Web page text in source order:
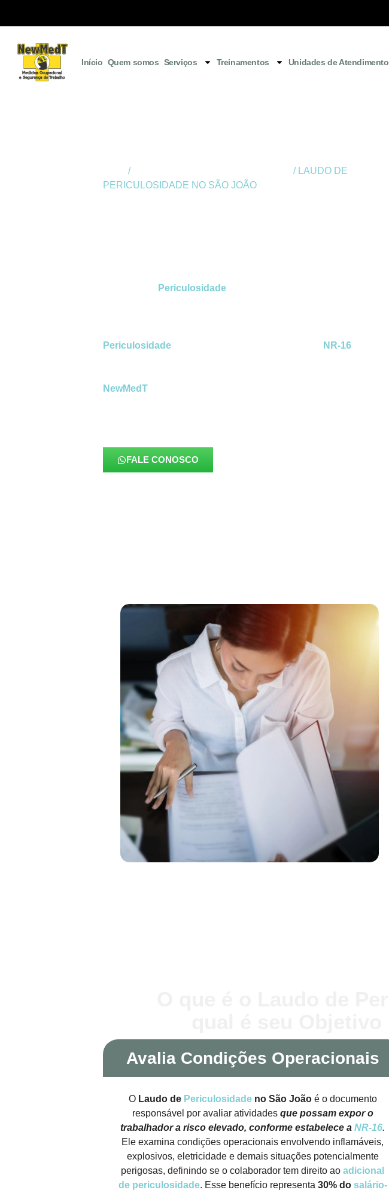
Início Quem somos Serviços Treinamentos Unidades de Atendimento
/
/ LAUDO DE
PERICULOSIDADE NO SÃO JOÃO
Periculosidade
Periculosidade
NR-16
NewMedT
FALE CONOSCO
Avalia Condições Operacionais
O Laudo de Periculosidadeno São Joãoé o documento
responsável por avaliar atividades que possam expor o
trabalhador a risco elevado, conforme estabelece a NR-16.
Ele examina condições operacionais envolvendo inflamáveis,
explosivos, eletricidade e demais situações potencialmente
perigosas, definindo se o colaborador tem direito ao adicional
de periculosidade. Esse benefício representa 30% do salário-